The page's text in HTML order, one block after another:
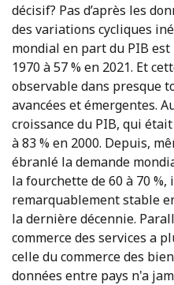
décisif? Pas d’après les
des variations cycliques
mondial en part du PIB
1970 à 57 % en 2021. Et
observable dans presque
avancées et émergentes.
croissance du PIB, qui
à 83 % en 2000. Depuis,
ébranlé la demande
la fourchette de 60 à 70
remarquablement stable
la dernière décennie.
commerce des services a
celle du commerce des
données entre pays n'a